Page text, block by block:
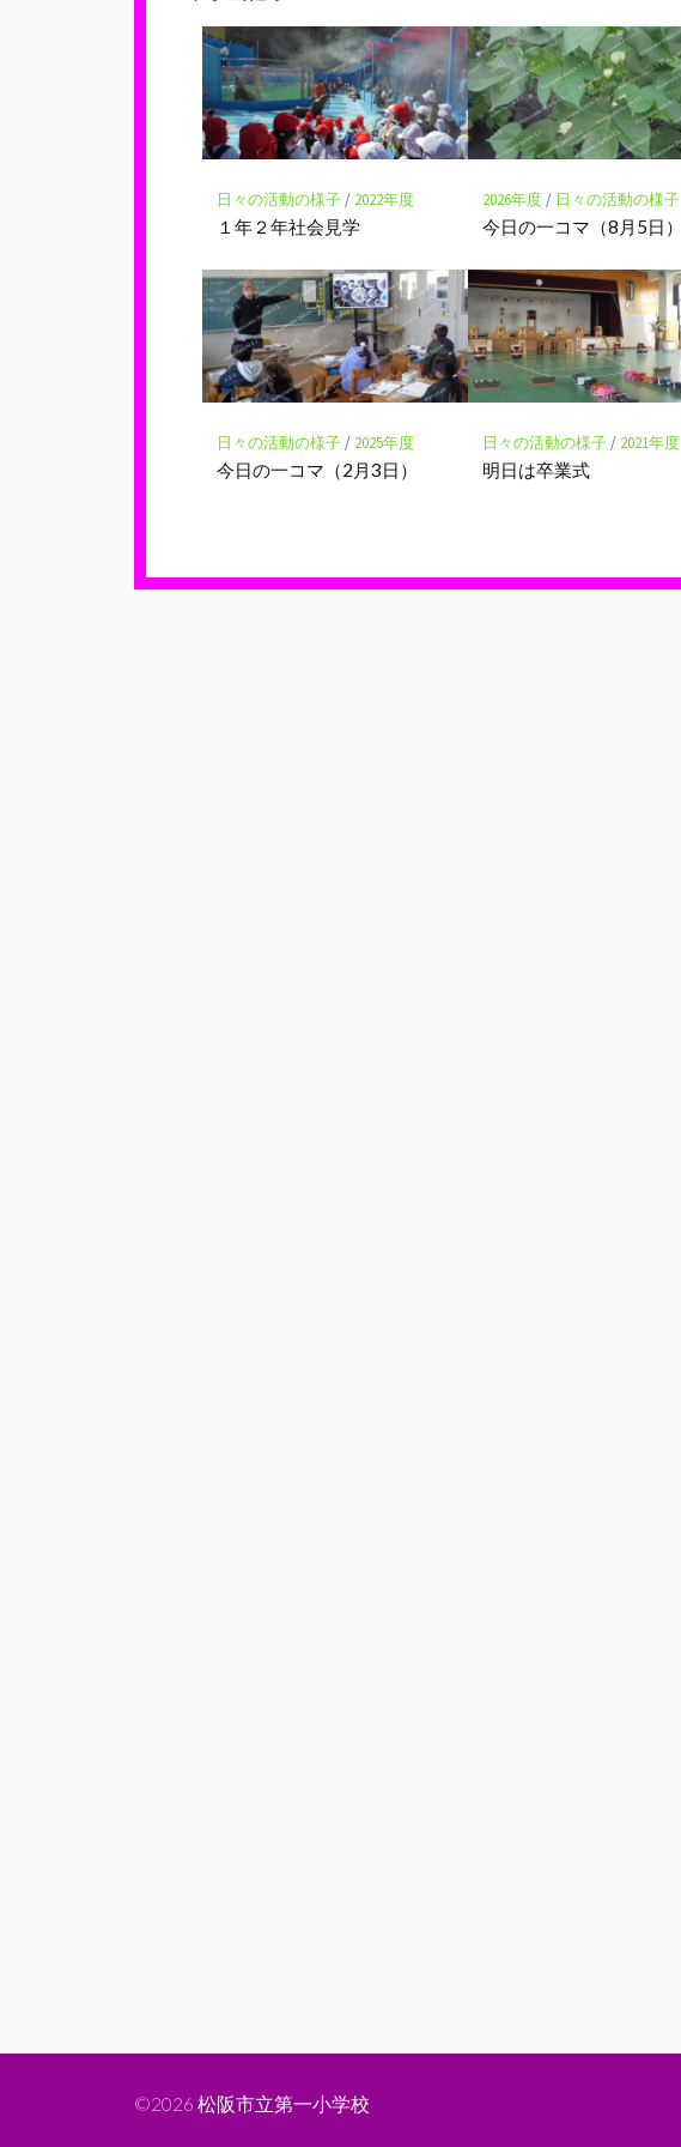
マ
ー
ク
に
保
日々の活動の様子/ 2022年度
１年２年社会見学
2026年度/ 日々の活動の様子
今日の一コマ（8月5日）
日々の活動の様子/ 2025年度
今日の一コマ（2月3日）
日々の活動の様子/ 2021年度
明日は卒業式
©2026 松阪市立第一小学校